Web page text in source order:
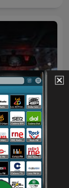
de Miedo